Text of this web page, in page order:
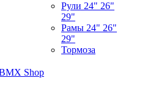
Рули 24" 26"
29"
Рамы 24" 26"
29"
Тормоза